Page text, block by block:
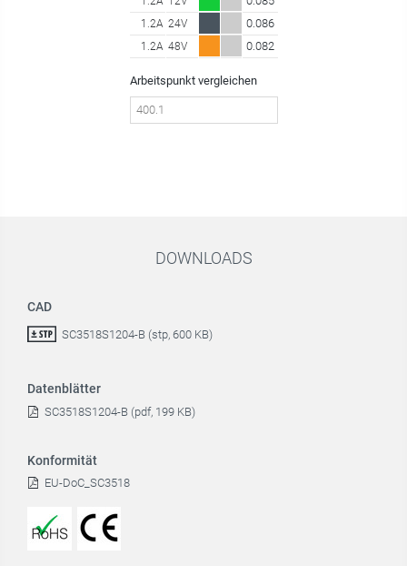
1.2A 24V 0.086
1.2A 48V 0.082
Arbeitspunkt vergleichen
DOWNLOADS
CAD
SC3518S1204-B (stp, 600 KB)
Datenblätter
SC3518S1204-B (pdf, 199 KB)
Konformität
EU-DoC_SC3518